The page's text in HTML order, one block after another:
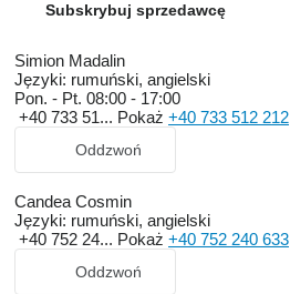
Subskrybuj sprzedawcę
Simion Madalin
Języki: rumuński, angielski
Pon. - Pt. 08:00 - 17:00
+40 733 51... Pokaż +40 733 512 212
Oddzwoń
Candea Cosmin
Języki: rumuński, angielski
+40 752 24... Pokaż +40 752 240 633
Oddzwoń